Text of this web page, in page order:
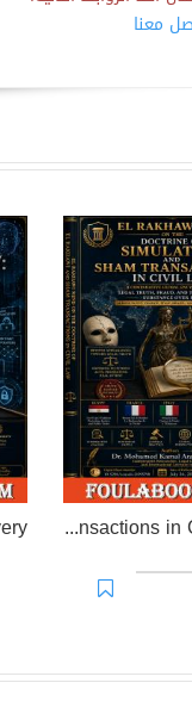
معنا
EL RAKHAWI MIND on the Doctrine of Simulation and Sham Transactions in Civil Law